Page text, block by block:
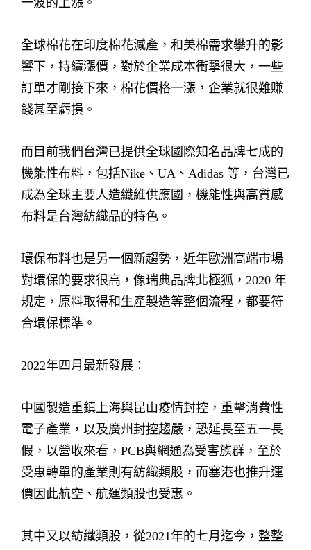
一波的上漲。
全球棉花在印度棉花減產，和美棉需求攀升的影
響下，持續漲價，對於企業成本衝擊很大，一些
訂單才剛接下來，棉花價格一漲，企業就很難賺
錢甚至虧損。
而目前我們台灣已提供全球國際知名品牌七成的
機能性布料，包括Nike、UA、Adidas 等，台灣已
成為全球主要人造纖維供應國，機能性與高質感
布料是台灣紡織品的特色。
環保布料也是另一個新趨勢，近年歐洲高端市場
對環保的要求很高，像瑞典品牌北極狐，2020 年
規定，原料取得和生產製造等整個流程，都要符
合環保標準。
2022年四月最新發展：
中國製造重鎮上海與昆山疫情封控，重擊消費性
電子產業，以及廣州封控趨嚴，恐延長至五一長
假，以營收來看，PCB與網通為受害族群，至於
受惠轉單的產業則有紡織類股，而塞港也推升運
價因此航空、航運類股也受惠。
其中又以紡織類股，從2021年的七月迄今，整整